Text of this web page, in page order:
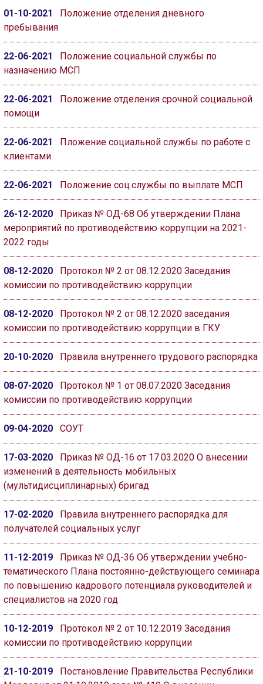
01-10-2021
Положение отделения дневного
пребывания
22-06-2021
Положение социальной службы по
назначению МСП
22-06-2021
Положение отделения срочной социальной
помощи
22-06-2021
Пложение социальной службы по работе с
клиентами
22-06-2021 Положение соц.службы по выплате МСП
26-12-2020
Приказ № ОД-68 Об утверждении Плана
мероприятий по противодействию коррупции на 2021-
2022 годы
08-12-2020
Протокол № 2 от 08.12.2020 Заседания
комиссии по противодействию коррупции
08-12-2020
Протокол № 2 от 08.12.2020 заседания
комиссии по противодействию коррупции в ГКУ
20-10-2020 Правила внутреннего трудового распорядка
08-07-2020
Протокол № 1 от 08.07.2020 Заседания
комиссии по противодействию коррупции
09-04-2020 СОУТ
17-03-2020
Приказ № ОД-16 от 17.03.2020 О внесении
изменений в деятельность мобильных
(мультидисциплинарных) бригад
17-02-2020
Правила внутреннего распорядка для
получателей социальных услуг
11-12-2019
Приказ № ОД-36 Об утверждении учебно-
тематического Плана постоянно-действующего семинара
по повышению кадрового потенциала руководителей и
специалистов на 2020 год
10-12-2019
Протокол № 2 от 10.12.2019 Заседания
комиссии по противодействию коррупции
21-10-2019
Постановление Правительства Республики